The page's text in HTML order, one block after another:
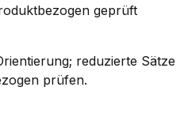
geprüft
reduzierte Sätze
prüfen.